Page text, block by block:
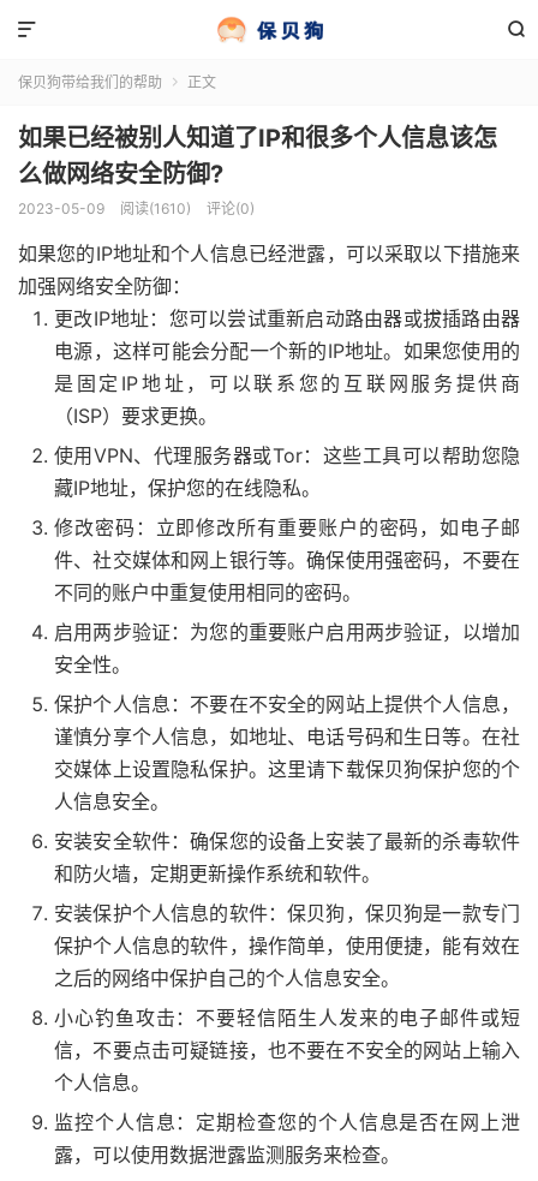


保贝狗带给我们的帮助  正文
如果已经被别人知道了IP和很多个人信息该怎
么做网络安全防御?
2023-05-09 阅读(1610) 评论(0)
如果您的IP地址和个人信息已经泄露，可以采取以下措施来
加强网络安全防御：
更改IP地址：您可以尝试重新启动路由器或拔插路由器
电源，这样可能会分配一个新的IP地址。如果您使用的
是固定IP地址，可以联系您的互联网服务提供商
（ISP）要求更换。
使用VPN、代理服务器或Tor：这些工具可以帮助您隐
藏IP地址，保护您的在线隐私。
修改密码：立即修改所有重要账户的密码，如电子邮
件、社交媒体和网上银行等。确保使用强密码，不要在
不同的账户中重复使用相同的密码。
启用两步验证：为您的重要账户启用两步验证，以增加
安全性。
保护个人信息：不要在不安全的网站上提供个人信息，
谨慎分享个人信息，如地址、电话号码和生日等。在社
交媒体上设置隐私保护。这里请下载保贝狗保护您的个
人信息安全。
安装安全软件：确保您的设备上安装了最新的杀毒软件
和防火墙，定期更新操作系统和软件。
安装保护个人信息的软件：保贝狗，保贝狗是一款专门
保护个人信息的软件，操作简单，使用便捷，能有效在
之后的网络中保护自己的个人信息安全。
小心钓鱼攻击：不要轻信陌生人发来的电子邮件或短
信，不要点击可疑链接，也不要在不安全的网站上输入
个人信息。
监控个人信息：定期检查您的个人信息是否在网上泄
露，可以使用数据泄露监测服务来检查。